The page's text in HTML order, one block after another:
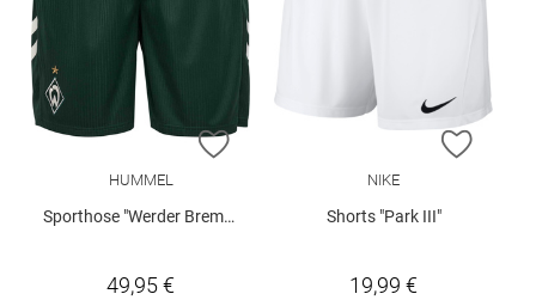
ZUR WUNSCHLISTE HINZUFÜGEN
HUMMEL
Sporthose "Werder Bremen Away 26/27"
49,95 €
ZUR
NIKE
Shorts "Park III"
19,99 €